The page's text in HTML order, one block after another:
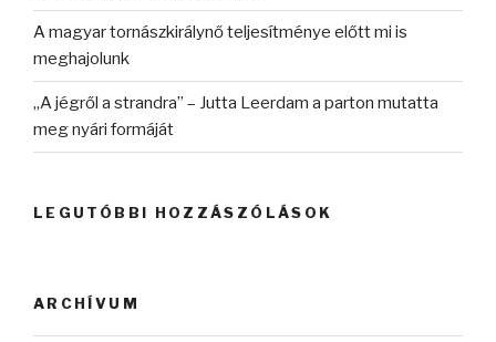
A magyar tornászkirálynő teljesítménye előtt mi is
meghajolunk
„A jégről a strandra” – Jutta Leerdam a parton mutatta
meg nyári formáját
LEGUTÓBBI HOZZÁSZÓLÁSOK
ARCHÍVUM